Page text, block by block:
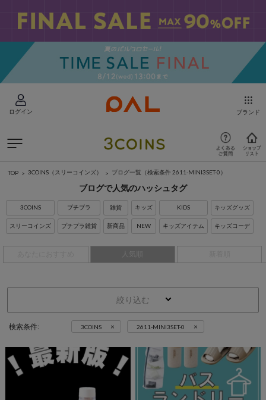
ログイン ブランド
TOP 3COINS（スリーコインズ） ブログ一覧 （検索条件 2611-MINI3SET-0）
ブログで人気のハッシュタグ
3COINS
スリーコインズ
プチプラ
プチプラ雑貨
雑貨
新商品
キッズ
NEW
KIDS
キッズアイテム
キッズグッズ
キッズコーデ
人気順
絞り込む
検索条件: 3COINS × 2611-MINI3SET-0 ×